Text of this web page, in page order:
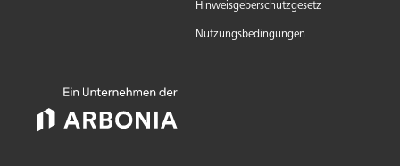
Hinweisgeberschutzgesetz
Nutzungsbedingungen